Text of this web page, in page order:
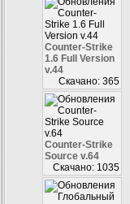
Counter-Strike
1.6 Full Version
v.44
Скачано: 365
Counter-Strike
Source v.64
Скачано: 1035